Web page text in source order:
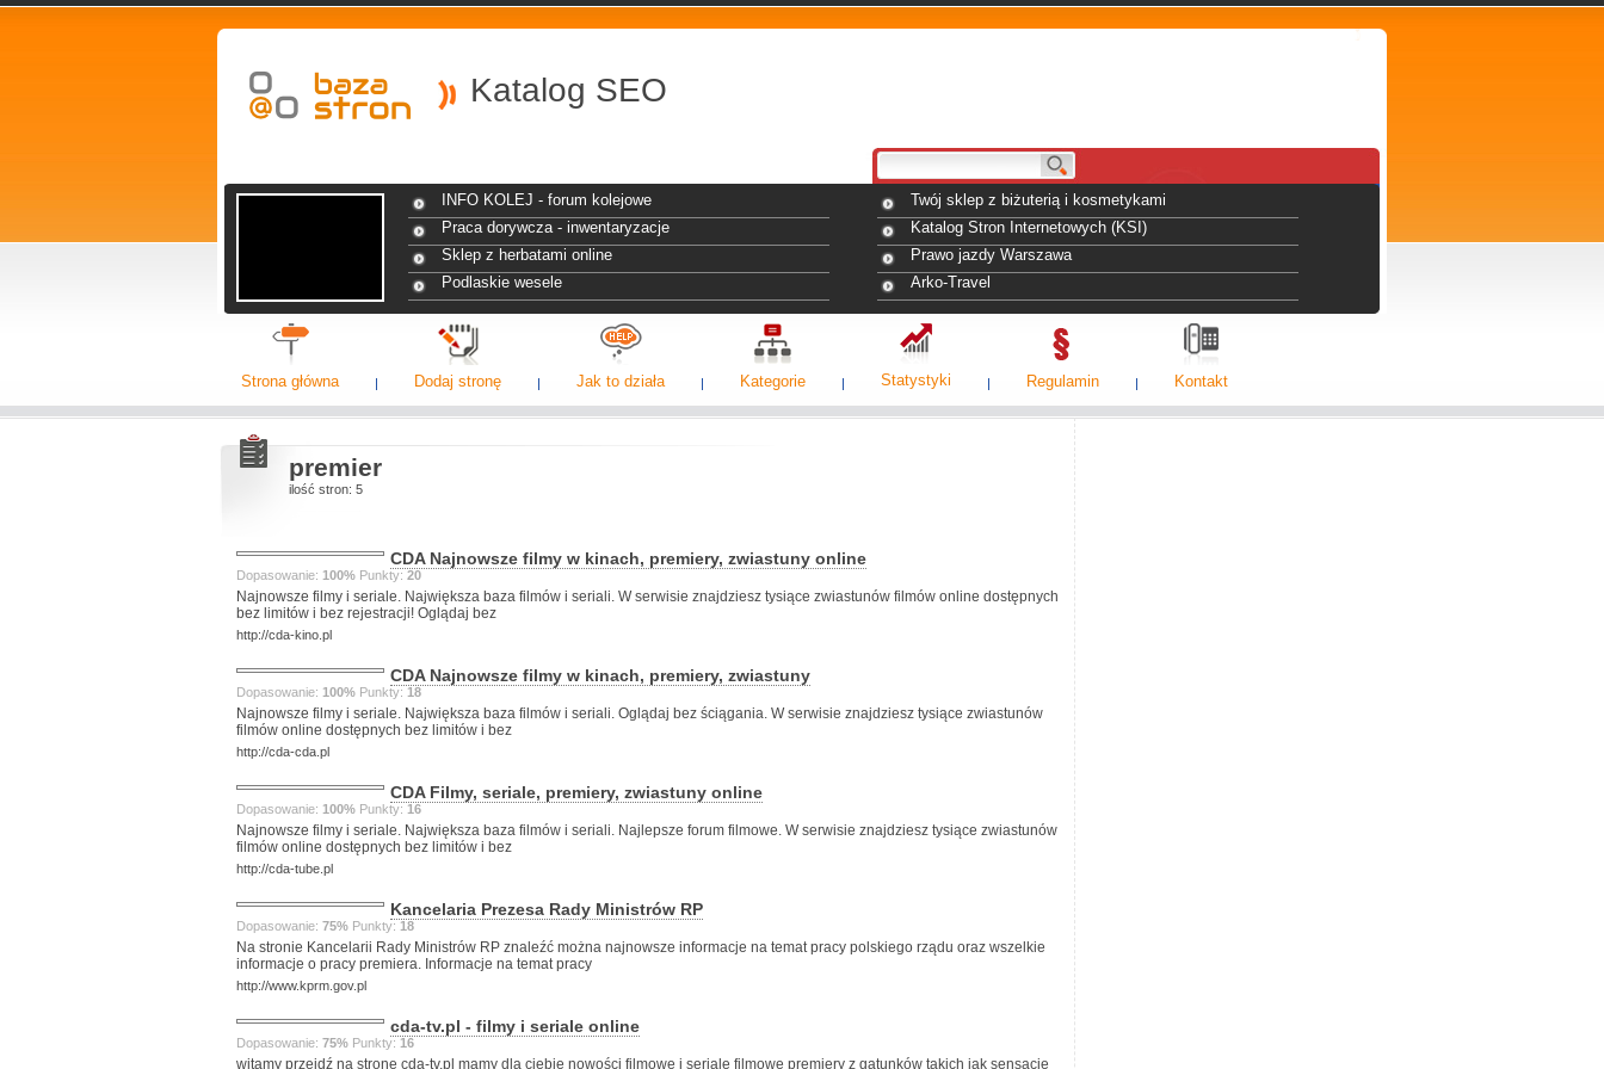
Katalog SEO
INFO KOLEJ - forum kolejowe
Twój sklep z biżuterią i kosmetykami
Praca dorywcza - inwentaryzacje
Katalog Stron Internetowych (KSI)
Sklep z herbatami online
Prawo jazdy Warszawa
Podlaskie wesele
Arko-Travel
Strona główna Dodaj stronę Jak to działa Kategorie Statystyki Regulamin Kontakt
premier
ilość stron: 5
CDA Najnowsze filmy w kinach, premiery, zwiastuny online
Dopasowanie: 100% Punkty: 20
Najnowsze filmy i seriale. Największa baza filmów i seriali. W serwisie znajdziesz tysiące zwiastunów filmów online dostępnych
bez limitów i bez rejestracji! Oglądaj bez
http://cda-kino.pl
CDA Najnowsze filmy w kinach, premiery, zwiastuny
Dopasowanie: 100% Punkty: 18
Najnowsze filmy i seriale. Największa baza filmów i seriali. Oglądaj bez ściągania. W serwisie znajdziesz tysiące zwiastunów
filmów online dostępnych bez limitów i bez
http://cda-cda.pl
CDA Filmy, seriale, premiery, zwiastuny online
Dopasowanie: 100% Punkty: 16
Najnowsze filmy i seriale. Największa baza filmów i seriali. Najlepsze forum filmowe. W serwisie znajdziesz tysiące zwiastunów
filmów online dostępnych bez limitów i bez
http://cda-tube.pl
Kancelaria Prezesa Rady Ministrów RP
Dopasowanie: 75% Punkty: 18
Na stronie Kancelarii Rady Ministrów RP znaleźć można najnowsze informacje na temat pracy polskiego rządu oraz wszelkie
informacje o pracy premiera. Informacje na temat pracy
http://www.kprm.gov.pl
cda-tv.pl - filmy i seriale online
Dopasowanie: 75% Punkty: 16
witamy przejdź na stronę cda-tv.pl mamy dla ciebie nowości filmowe i seriale filmowe premiery z gatunków takich jak sensacje